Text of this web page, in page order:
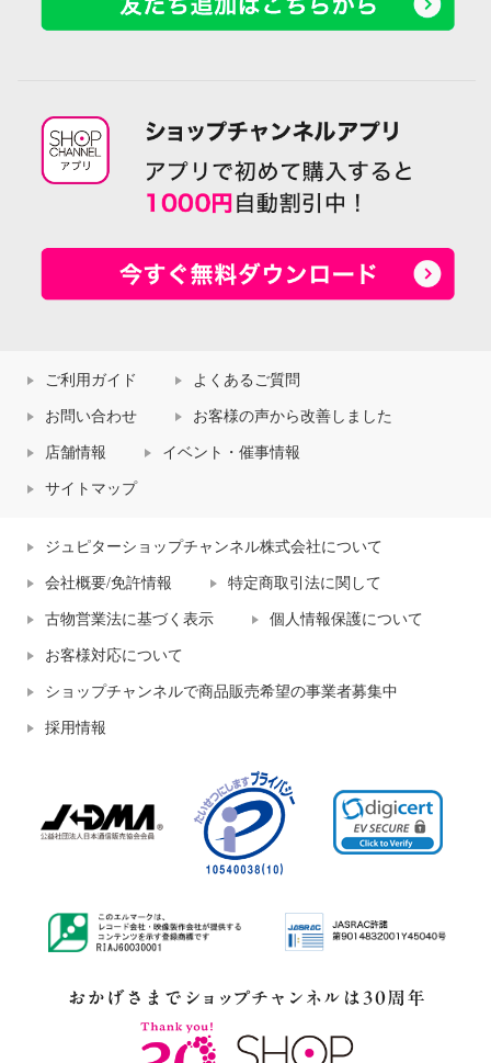
ご利用ガイド よくあるご質問
お問い合わせ お客様の声から改善しました
店舗情報 イベント・催事情報
サイトマップ
ジュピターショップチャンネル株式会社について
会社概要/免許情報 特定商取引法に関して
古物営業法に基づく表示 個人情報保護について
お客様対応について
ショップチャンネルで商品販売希望の事業者募集中
採用情報